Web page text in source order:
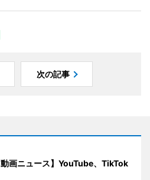
次の記事
動画ニュース】YouTube、TikTok